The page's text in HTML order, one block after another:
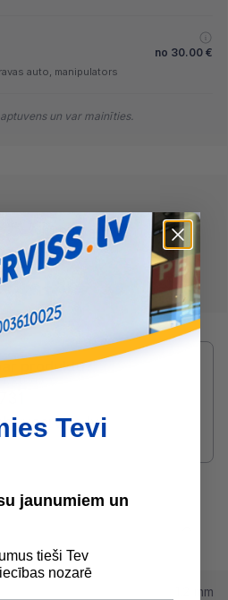
no 30.00 €
auto, manipulators
un var mainīties.
Pārskaitījums
Nomaksa
produktu?
1.2 mm
Tevi
jaunumiem un
tieši Tev
nozarē